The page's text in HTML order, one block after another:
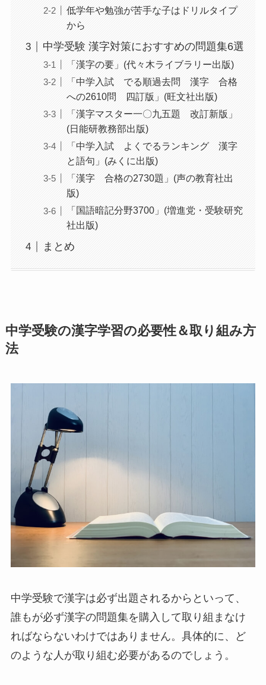
低学年や勉強が苦手な子はドリルタイプ
から
中学受験 漢字対策におすすめの問題集6選
「漢字の要」(代々木ライブラリー出版)
「中学入試 でる順過去問 漢字 合格
への2610問 四訂版」(旺文社出版)
「漢字マスター一〇九五題 改訂新版」
(日能研教務部出版)
「中学入試 よくでるランキング 漢字
と語句」(みくに出版)
「漢字 合格の2730題」(声の教育社出
版)
「国語暗記分野3700」(増進党・受験研究
社出版)
まとめ
中学受験の漢字学習の必要性＆取り組み方
法
中学受験で漢字は必ず出題されるからといって、
誰もが必ず漢字の問題集を購入して取り組まなけ
ればならないわけではありません。具体的に、ど
のような人が取り組む必要があるのでしょう。